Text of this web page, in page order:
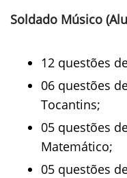
Soldado Músico
12 questões
06 questões
Tocantins;
05 questões
Matemático;
05 questões